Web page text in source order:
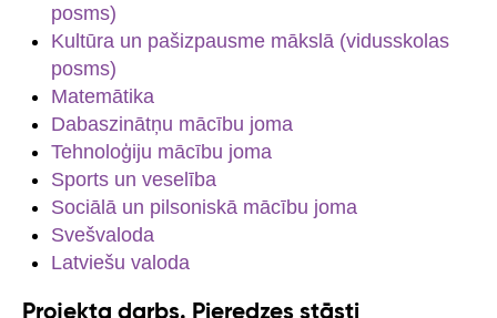
posms)
Kultūra un pašizpausme mākslā (vidusskolas
posms)
Matemātika
Dabaszinātņu mācību joma
Tehnoloģiju mācību joma
Sports un veselība
Sociālā un pilsoniskā mācību joma
Svešvaloda
Latviešu valoda
Projekta darbs. Pieredzes stāsti